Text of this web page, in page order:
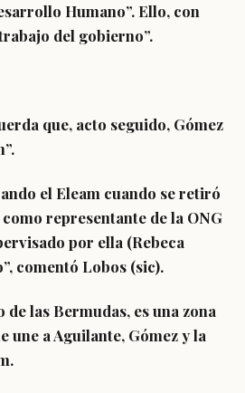
Humano”. Ello, con
del gobierno”.
que, acto seguido, Gómez
el Eleam cuando se retiró
representante de la ONG
por ella (Rebeca
comentó Lobos (sic).
las Bermudas, es una zona
une a Aguilante, Gómez y la